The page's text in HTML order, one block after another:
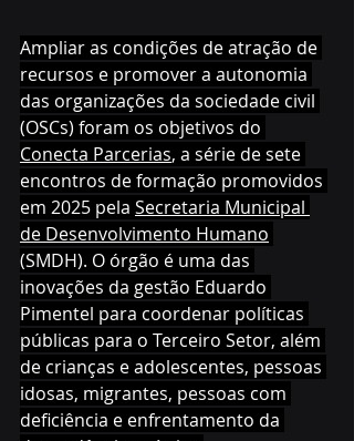
Ampliar as condições de atração de
recursos e promover a autonomia
das organizações da sociedade civil
(OSCs) foram os objetivos do
Conecta Parcerias, a série de sete
encontros de formação promovidos
em 2025 pela Secretaria Municipal
de Desenvolvimento Humano
(SMDH). O órgão é uma das
inovações da gestão Eduardo
Pimentel para coordenar políticas
públicas para o Terceiro Setor, além
de crianças e adolescentes, pessoas
idosas, migrantes, pessoas com
deficiência e enfrentamento da